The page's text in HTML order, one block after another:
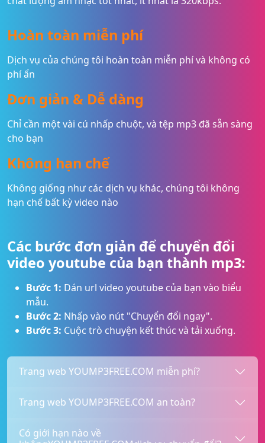
Hoàn toàn miễn phí
Dịch vụ của chúng tôi hoàn toàn miễn phí và không có
phí ẩn
Đơn giản & Dễ dàng
Chỉ cần một vài cú nhấp chuột, và tệp mp3 đã sẵn sàng
cho bạn
Không hạn chế
Không giống như các dịch vụ khác, chúng tôi không
hạn chế bất kỳ video nào
Các bước đơn giản để chuyển đổi
video youtube của bạn thành mp3:
Bước 1: Dán url video youtube của bạn vào biểu
mẫu.
Bước 2: Nhấp vào nút "Chuyển đổi ngay".
Bước 3: Cuộc trò chuyện kết thúc và tải xuống.
Trang web YOUMP3FREE.COM miễn phí?
Trang web YOUMP3FREE.COM an toàn?
Có giới hạn nào về